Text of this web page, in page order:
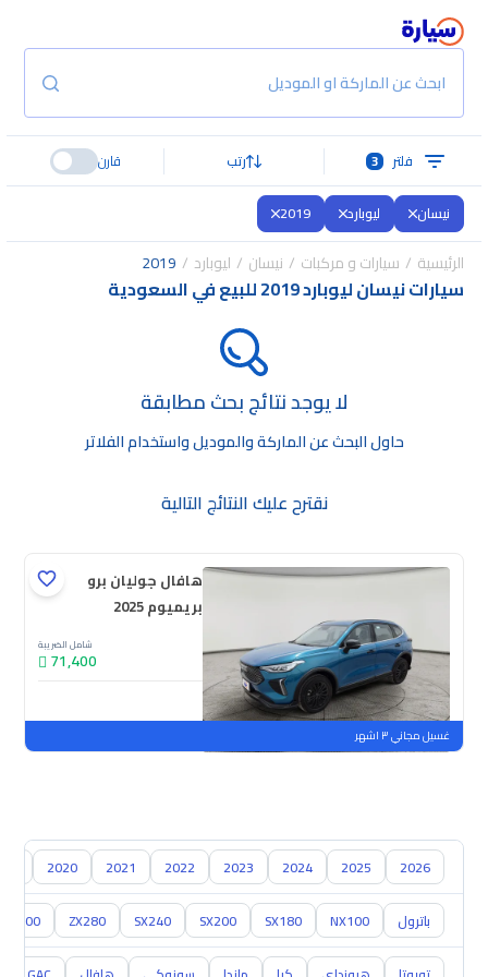
ابحث عن الماركة او الموديل
فلتر 3 رتب قارن
نيسان ليوبارد 2019
الرئيسية سيارات و مركبات نيسان ليوبارد 2019
سيارات نيسان ليوبارد 2019 للبيع في السعودية
لا يوجد نتائج بحث مطابقة
حاول البحث عن الماركة والموديل واستخدام الفلاتر
نقترح عليك النتائج التالية
هافال جوليان برو
بريميوم 2025
شامل الضريبة
71,400
جديدة
ملوحة
غسيل مجاني ٣ اشهر
2026
2025
2024
2023
2022
2021
2020
باترول NX100
SX180
SX200
SX240
ZX280
ZX300